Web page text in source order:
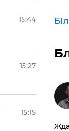
15:44
15:27
15:15